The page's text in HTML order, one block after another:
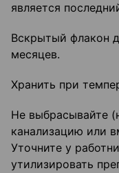
является
Вскрытый флакон
месяцев.
Хранить при
Не выбрасывайте
канализацию или
Уточните у
утилизировать